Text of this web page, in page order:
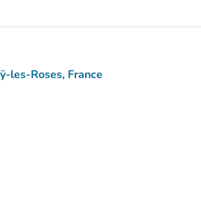
les-Roses, France
Google Maps)
onglet)